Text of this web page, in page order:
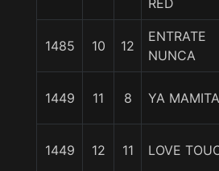
RED
1485 10 12
ENTRATE
NUNCA
1449 11 8 YA MAMITA
1449 12 11 LOVE